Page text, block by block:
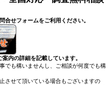
合せフォームをご利用ください。
内の詳細を記載しています。
でも構いませんし、ご相談が何度でも構
させて頂いている場合もございますの